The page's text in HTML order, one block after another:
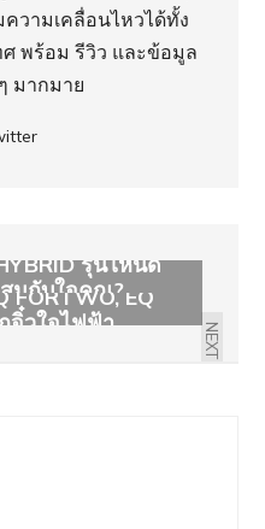
วามเคลื่อนไหวได้ทั้ง
ศ พร้อม รีวิว และข้อมูล
มากมาย
รุ่นไหนดี
สมกับใจคุณ?
NEXT
FORTWO, EQ
จิ๋วใจไฟฟ้า